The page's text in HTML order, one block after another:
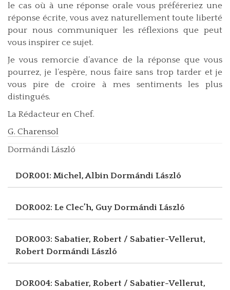
le cas où à une réponse orale vous préféreriez une
réponse écrite, vous avez naturellement toute liberté
pour nous communiquer les réflexions que peut
vous inspirer ce sujet.
Je vous remorcie d’avance de la réponse que vous
pourrez, je l’espère, nous faire sans trop tarder et je
vous pire de croire à mes sentiments les plus
distingués.
La Rédacteur en Chef.
G. Charensol
Dormándi László
DOR001: Michel, AlbinDormándi László
DOR002: Le Clec’h, GuyDormándi László
DOR003: Sabatier, Robert / Sabatier-Vellerut,
Robert Dormándi László
DOR004: Sabatier, Robert / Sabatier-Vellerut,